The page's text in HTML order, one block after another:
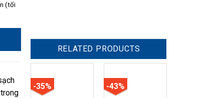
(tối
RELATED PRODUCTS
-35% -43%